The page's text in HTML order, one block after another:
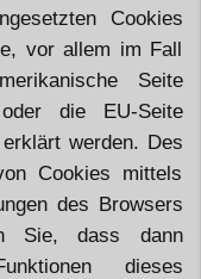
Cookies
vor allem im Fall
Seite
die EU-Seite
werden. Des
Cookies mittels
des Browsers
Sie, dass dann
dieses